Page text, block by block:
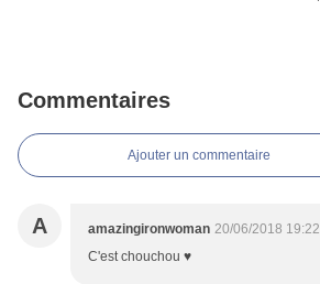
Commentaires
Ajouter un commentaire
A amazingironwoman 20/06/2018 19:22
C'est chouchou ♥